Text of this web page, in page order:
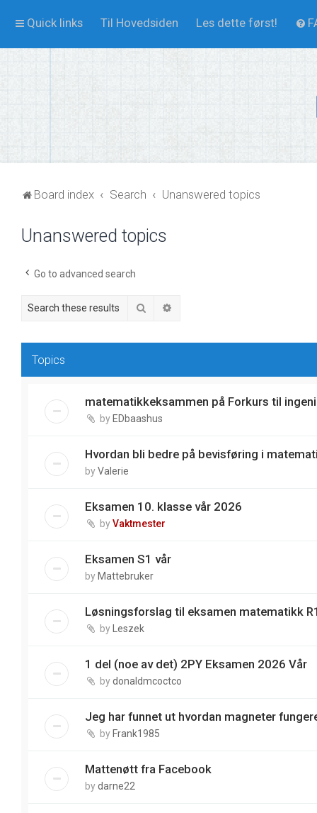
Quick links Til Hovedsiden Les dette først!
Board index Search Unanswered topics
Unanswered topics
Go to advanced search
Search
Topics
matematikkeksammen på Forkurs til
by EDbaashus
Hvordan bli bedre på bevisføring i
byValerie
Eksamen 10. klasse vår 2026
byVaktmester
Eksamen S1 vår
by Mattebruker
Løsningsforslag til eksamen matematikk
by Leszek
1 del (noe av det) 2PY Eksamen 2026 Vår
bydonaldmcoctco
Jeg har funnet ut hvordan magneter
by Frank1985
Mattenøtt fra Facebook
bydarne22